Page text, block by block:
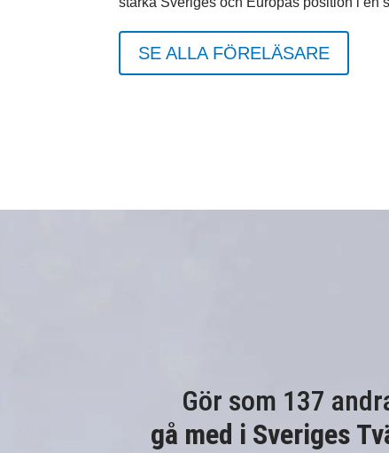
SE ALLA FÖRELÄSARE
Gör som 137
gå med i Sveriges